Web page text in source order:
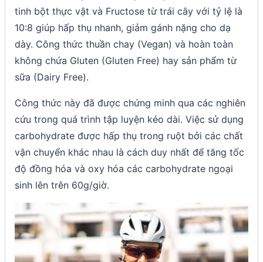
tinh bột thực vật và Fructose từ trái cây với tỷ lệ là
10:8 giúp hấp thụ nhanh, giảm gánh nặng cho dạ
dày. Công thức thuần chay (Vegan) và hoàn toàn
không chứa Gluten (Gluten Free) hay sản phẩm từ
sữa (Dairy Free).
Công thức này đã được chứng minh qua các nghiên
cứu trong quá trình tập luyện kéo dài. Việc sử dụng
carbohydrate được hấp thụ trong ruột bởi các chất
vận chuyển khác nhau là cách duy nhất để tăng tốc
độ đồng hóa và oxy hóa các carbohydrate ngoại
sinh lên trên 60g/giờ.